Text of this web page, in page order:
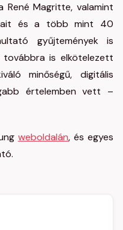
René Magritte, valamint
és a több mint 40
gyűjtemények is
továbbra is elkötelezett
minőségű, digitális
értelemben vett –
weboldalán, és egyes